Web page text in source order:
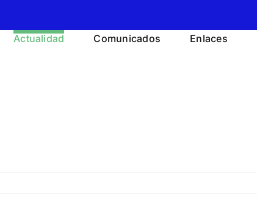
Actualidad Comunicados Enlaces